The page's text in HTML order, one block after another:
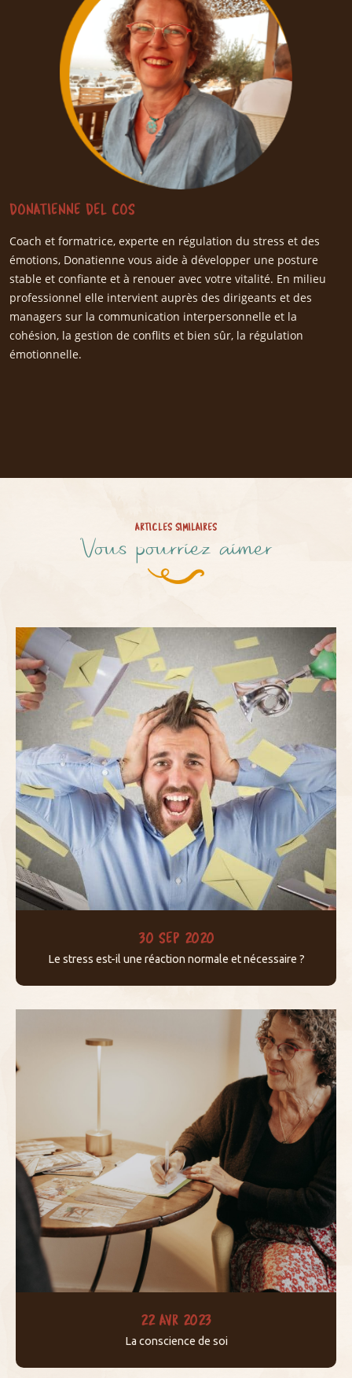
DONATIENNE DEL COS
Coach et formatrice, experte en régulation du stress et des
émotions, Donatienne vous aide à développer une posture
stable et confiante et à renouer avec votre vitalité. En milieu
professionnel elle intervient auprès des dirigeants et des
managers sur la communication interpersonnelle et la
cohésion, la gestion de conflits et bien sûr, la régulation
émotionnelle.
ARTICLES SIMILAIRES
Vous pourriez aimer
30 SEP 2020
Le stress est-il une réaction normale et nécessaire ?
22 AVR 2023
La conscience de soi